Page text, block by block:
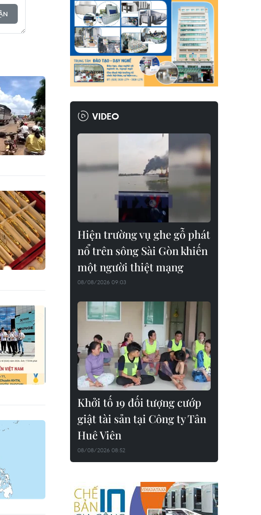
VIDEO
Hiện trường vụ ghe gỗ phát
nổ trên sông Sài Gòn khiến
một người thiệt mạng
08/08/2026 09:03
Khởi tố 19 đối tượng cướp
giật tài sản tại Công ty Tân
Huê Viên
08/08/2026 08:52